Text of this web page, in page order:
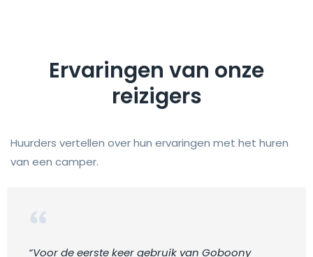
Ervaringen van onze
reizigers
Huurders vertellen over hun ervaringen met het huren
van een camper.
“Voor de eerste keer gebruik van Goboony